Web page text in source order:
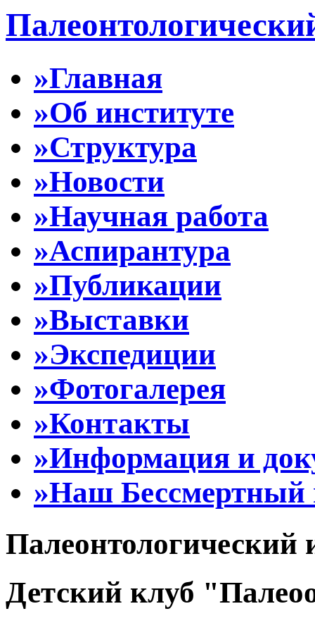
»Главная
»Об институте
»Структура
»Новости
»Научная работа
»Аспирантура
»Публикации
»Выставки
»Экспедиции
»Фотогалерея
»Контакты
»Информация и
»Наш Бессмертный
Палеонтологический
Детский клуб